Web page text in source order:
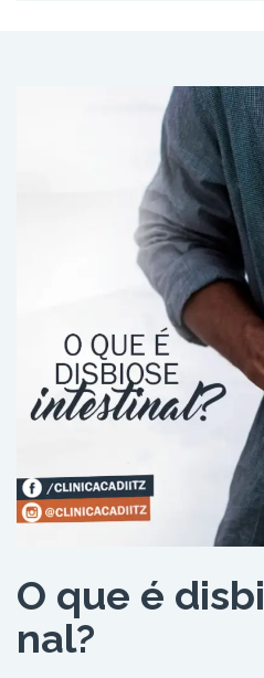
O que é
nal?